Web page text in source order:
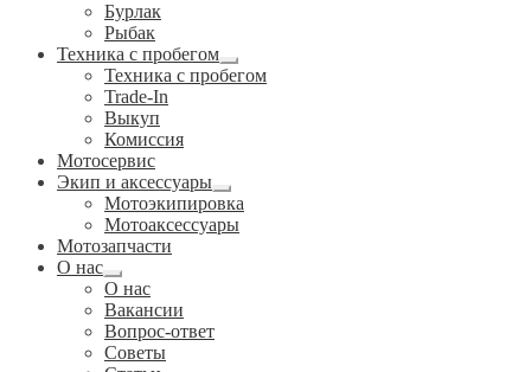
Бурлак
Рыбак
Техника с пробегом
Развернутое
вложенное
Техника с пробегом
Trade-In
Выкуп
Комиссия
Мотосервис
Экип и аксессуары
Развернутое
вложенное
меню
Мотоэкипировка
Мотоаксессуары
Мотозапчасти
О нас
Развернутое
вложенное
меню
О нас
Вакансии
Вопрос-ответ
Советы